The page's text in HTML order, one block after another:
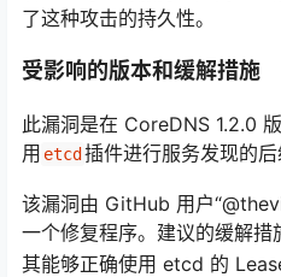
了这种攻击的持久性。
受影响的版本和缓解措施
此漏洞是在 CoreDNS 1.2.0
用 etcd 插件进行服务发现的后
该漏洞由 GitHub 用户
一个修复程序。建议的缓解措
其能够正确使用 etcd 的